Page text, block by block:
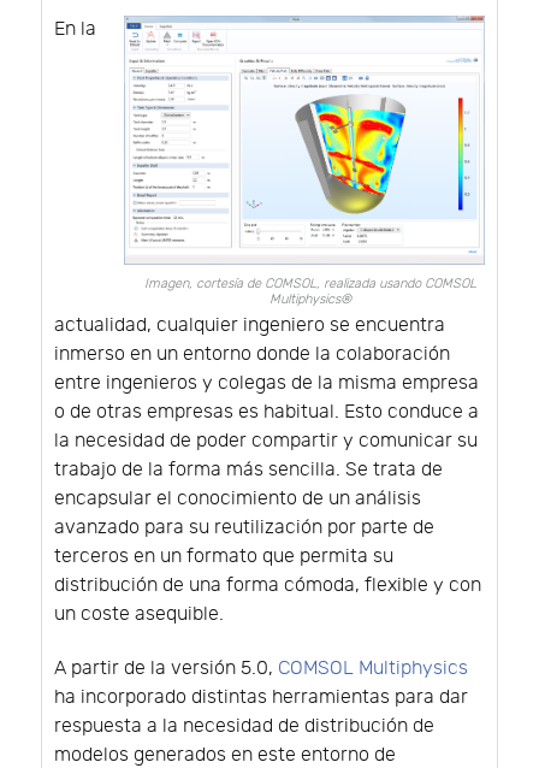
Imagen, cortesía de COMSOL, realizada usando COMSOL
Multiphysics®
En la
actualidad, cualquier ingeniero se encuentra
inmerso en un entorno donde la colaboración
entre ingenieros y colegas de la misma empresa
o de otras empresas es habitual. Esto conduce a
la necesidad de poder compartir y comunicar su
trabajo de la forma más sencilla. Se trata de
encapsular el conocimiento de un análisis
avanzado para su reutilización por parte de
terceros en un formato que permita su
distribución de una forma cómoda, flexible y con
un coste asequible.
A partir de la versión 5.0, COMSOL Multiphysics
ha incorporado distintas herramientas para dar
respuesta a la necesidad de distribución de
modelos generados en este entorno de